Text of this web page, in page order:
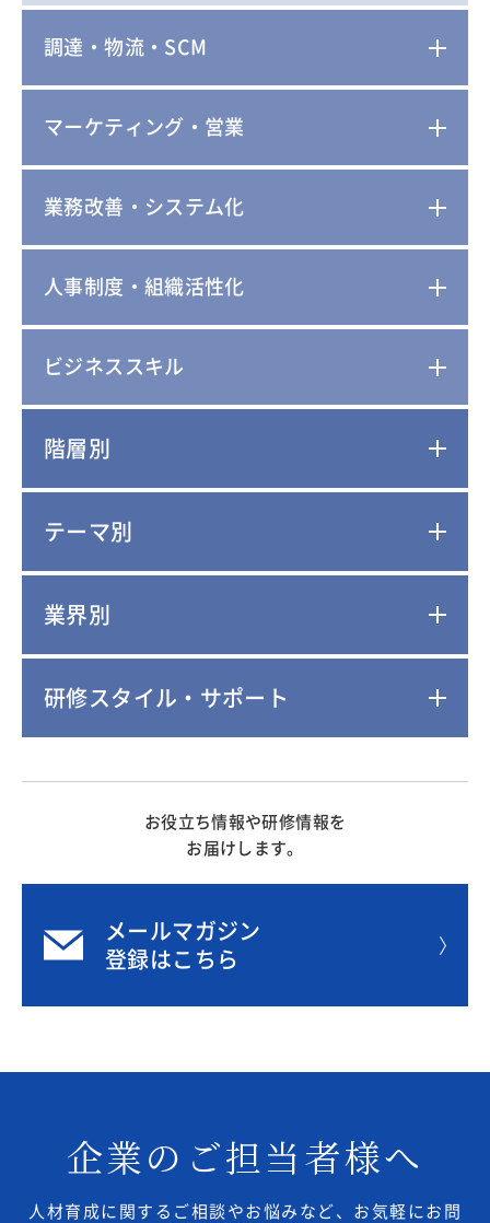
調達・物流・SCM
マーケティング・営業
業務改善・システム化
人事制度・組織活性化
ビジネススキル
階層別
テーマ別
業界別
研修スタイル・サポート
お役立ち情報や研修情報を
お届けします。
メールマガジン
登録はこちら
企業のご担当者様へ
人材育成に関するご相談やお悩みなど、お気軽にお問